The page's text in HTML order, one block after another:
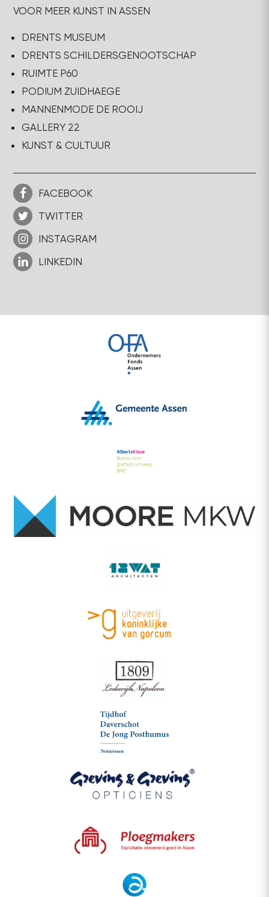
VOOR MEER KUNST IN ASSEN
DRENTS MUSEUM
DRENTS SCHILDERSGENOOTSCHAP
RUIMTE P60
PODIUM ZUIDHAEGE
MANNENMODE DE ROOIJ
GALLERY 22
KUNST & CULTUUR
FACEBOOK
TWITTER
INSTAGRAM
LINKEDIN